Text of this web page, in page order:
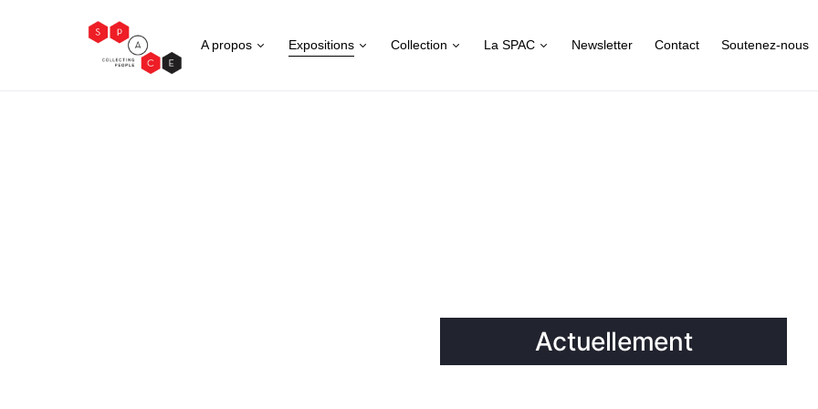
A propos Expositions Collection La SPAC Newsletter Contact Soutenez-nous
Actuellement